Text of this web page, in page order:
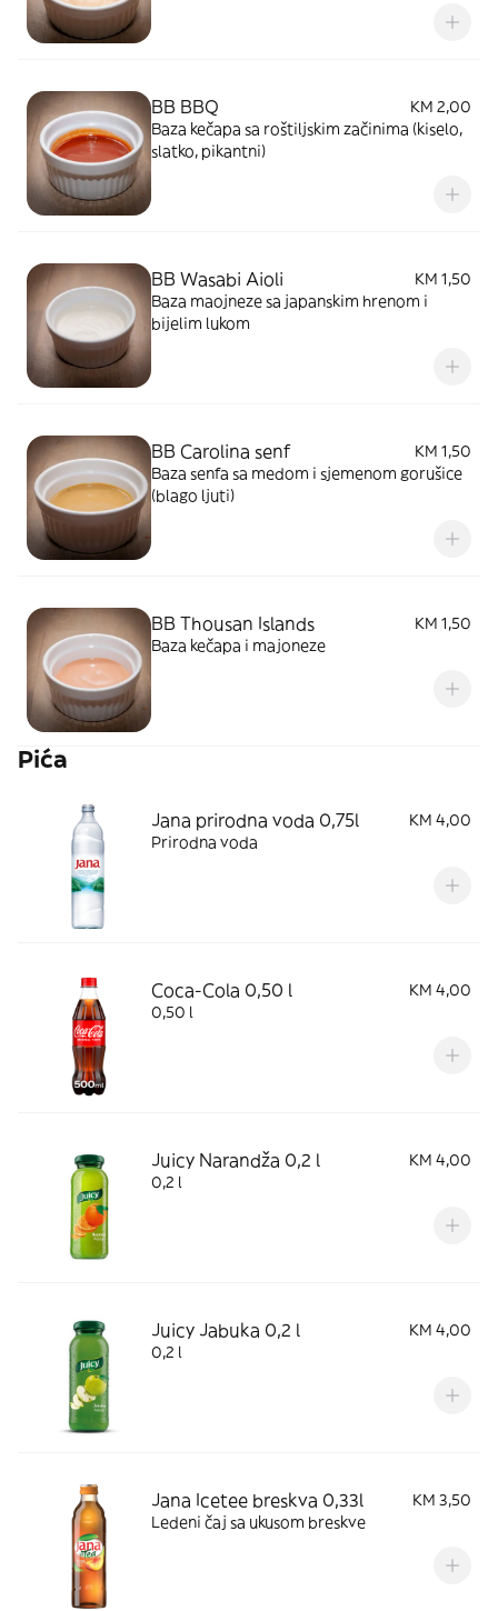
BB BBQ
KM 2,00
Baza kečapa sa roštiljskim začinima (kiselo,
slatko, pikantni)
BB Wasabi Aioli
KM 1,50
Baza maojneze sa japanskim hrenom i
bijelim lukom
BB Carolina senf
KM 1,50
Baza senfa sa medom i sjemenom gorušice
(blago ljuti)
BB Thousan Islands
KM 1,50
Baza kečapa i majoneze
Pića
Jana prirodna voda 0,75l
KM 4,00
Prirodna voda
Coca-Cola 0,50 l
KM 4,00
0,50 l
Juicy Narandža 0,2 l
KM 4,00
0,2 l
Juicy Jabuka 0,2 l
KM 4,00
0,2 l
Jana Icetee breskva 0,33l
KM 3,50
Ledeni čaj sa ukusom breskve